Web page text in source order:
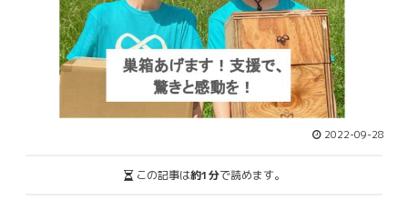
2022-09-28
この記事は約1分で読めます。